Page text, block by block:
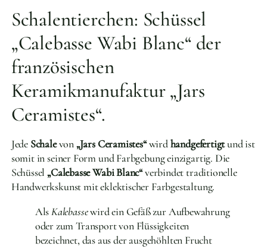
Schalentierchen: Schüssel
„Calebasse Wabi Blanc“ der
französischen
Keramikmanufaktur „Jars
Ceramistes“.
Jede Schalevon„Jars Ceramistes“wirdhandgefertigtund ist
somit in seiner Form und Farbgebung einzigartig. Die
Schüssel„Calebasse Wabi Blanc“verbindet traditionelle
Handwerkskunst mit eklektischer Farbgestaltung.
AlsKalebassewird ein Gefäß zur Aufbewahrung
oder zum Transport von Flüssigkeiten
bezeichnet, das aus der ausgehöhlten Frucht